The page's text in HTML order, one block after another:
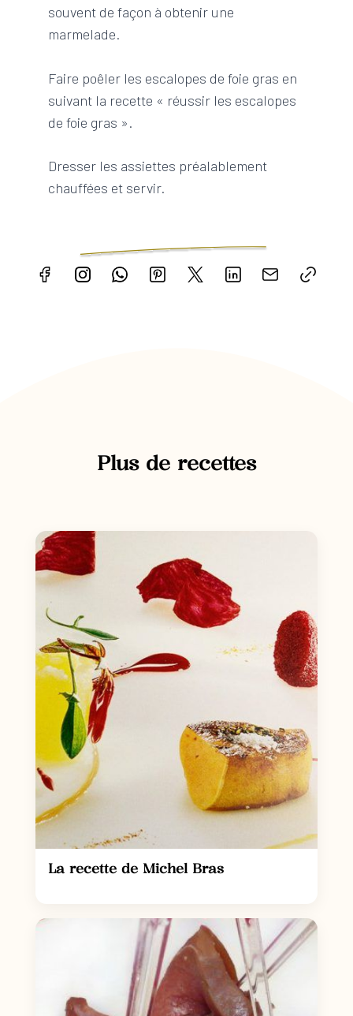
souvent de façon à obtenir une
marmelade.
Faire poêler les escalopes de foie gras en
suivant la recette « réussir les escalopes
de foie gras ».
Dresser les assiettes préalablement
chauffées et servir.
Plus de recettes
La recette de Michel Bras